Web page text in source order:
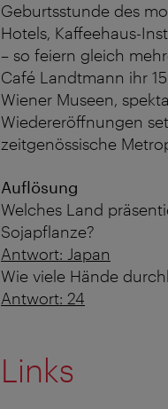
Geburtsstunde des
Hotels, Kaffeehaus-
– so feiern gleich
Café Landtmann ihr
Wiener Museen,
Wiedereröffnungen
zeitgenössische
Auflösung
Welches Land
Sojapflanze?
Antwort: Japan
Wie viele Hände
Antwort: 24
Links